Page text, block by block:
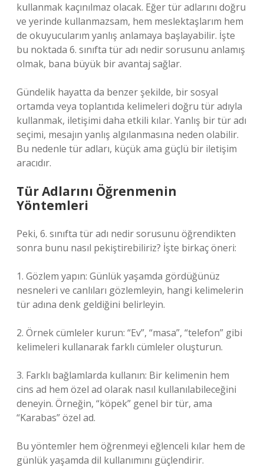
kullanmak kaçınılmaz olacak. Eğer tür adlarını doğru
ve yerinde kullanmazsam, hem meslektaşlarım hem
de okuyucularım yanlış anlamaya başlayabilir. İşte
bu noktada 6. sınıfta tür adı nedir sorusunu anlamış
olmak, bana büyük bir avantaj sağlar.
Gündelik hayatta da benzer şekilde, bir sosyal
ortamda veya toplantıda kelimeleri doğru tür adıyla
kullanmak, iletişimi daha etkili kılar. Yanlış bir tür adı
seçimi, mesajın yanlış algılanmasına neden olabilir.
Bu nedenle tür adları, küçük ama güçlü bir iletişim
aracıdır.
Tür Adlarını Öğrenmenin
Yöntemleri
Peki, 6. sınıfta tür adı nedir sorusunu öğrendikten
sonra bunu nasıl pekiştirebiliriz? İşte birkaç öneri:
1. Gözlem yapın: Günlük yaşamda gördüğünüz
nesneleri ve canlıları gözlemleyin, hangi kelimelerin
tür adına denk geldiğini belirleyin.
2. Örnek cümleler kurun: “Ev”, “masa”, “telefon” gibi
kelimeleri kullanarak farklı cümleler oluşturun.
3. Farklı bağlamlarda kullanın: Bir kelimenin hem
cins ad hem özel ad olarak nasıl kullanılabileceğini
deneyin. Örneğin, “köpek” genel bir tür, ama
“Karabas” özel ad.
Bu yöntemler hem öğrenmeyi eğlenceli kılar hem de
günlük yaşamda dil kullanımını güçlendirir.